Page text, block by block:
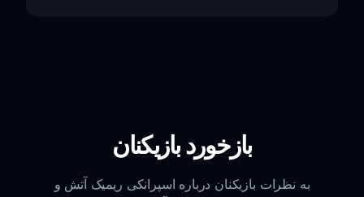
بازخورد بازیکنان
به نظرات بازیکنان درباره اسپرانکی ریمیک آتش و